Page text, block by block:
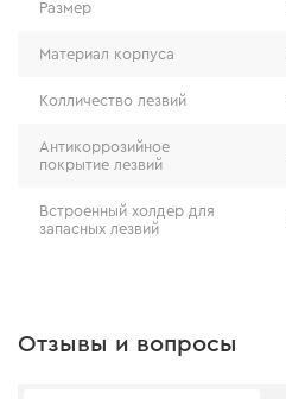
Размер
Материал корпуса
Колличество лезвий
Антикоррозийное
покрытие лезвий
Встроенный холдер для
запасных лезвий
Отзывы и вопросы